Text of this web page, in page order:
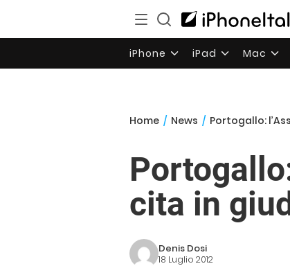
iPhone iPad Mac
Home / News / Portogallo:
cita in
Denis Dosi
18 Luglio 2012